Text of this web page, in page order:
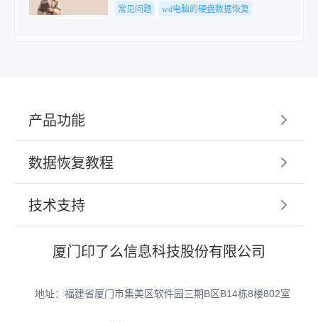
常见问题 wd电脑的硬盘数据恢复
产品功能
数据恢复教程
技术支持
厦门印了么信息科技股份有限公司
地址：福建省厦门市集美区软件园三期B区B14栋8楼802室